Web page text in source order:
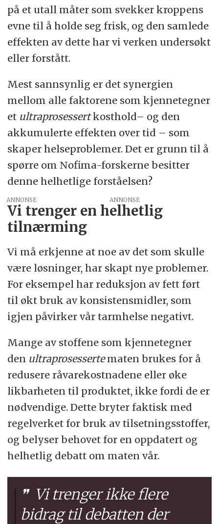
på et utall måter som svekker kroppens
evne til å holde seg frisk, og den samlede
effekten av dette har vi verken undersøkt
eller forstått.
Mest sannsynlig er det synergien
mellom alle faktorene som kjennetegner
et ultraprosessertkosthold– og den
akkumulerte effekten over tid – som
skaper helseproblemer. Det er grunn til å
spørre om Nofima-forskerne besitter
denne helhetlige forståelsen?
ANNONSE
Vi trenger en helhetlig
tilnærming
Vi må erkjenne at noe av det som skulle
være løsninger, har skapt nye problemer.
For eksempel har reduksjon av fett ført
til økt bruk av konsistensmidler, som
igjen påvirker vår tarmhelse negativt.
Mange av stoffene som kjennetegner
den ultraprosessertematen brukes for å
redusere råvarekostnadene eller øke
likbarheten til produktet, ikke fordi de er
nødvendige. Dette bryter faktisk med
regelverket for bruk av tilsetningsstoffer,
og belyser behovet for en oppdatert og
helhetlig debatt om maten vår.
Vi trenger ikke flere
bidrag til debatten der